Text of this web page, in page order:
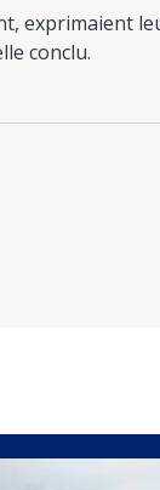
exprimaient
conclu.